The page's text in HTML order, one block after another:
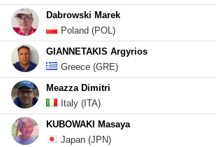
Dabrowski Marek
Poland (POL)
GIANNETAKIS Argyrios
Greece (GRE)
Meazza Dimitri
Italy (ITA)
KUBOWAKI Masaya
Japan (JPN)